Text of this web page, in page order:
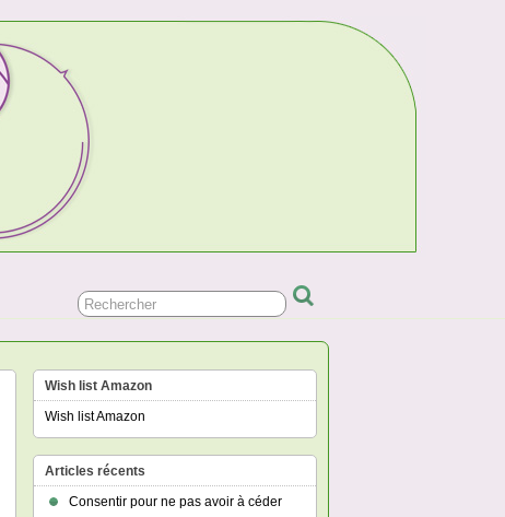
Wish list Amazon
Wish list Amazon
Articles récents
Consentir pour ne pas avoir à céder